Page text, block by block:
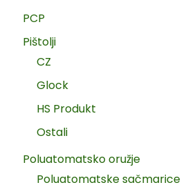
PCP
Pištolji
CZ
Glock
HS Produkt
Ostali
Poluatomatsko oružje
Poluatomatske sačmarice